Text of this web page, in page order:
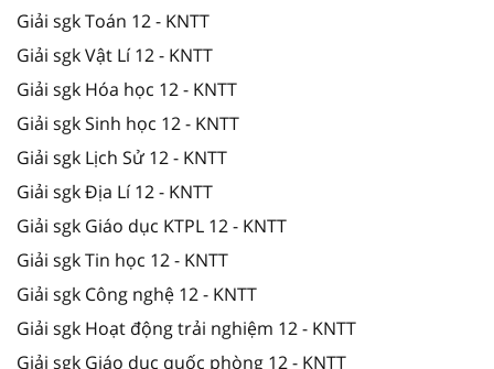
Giải sgk Toán 12 - KNTT
Giải sgk Vật Lí 12 - KNTT
Giải sgk Hóa học 12 - KNTT
Giải sgk Sinh học 12 - KNTT
Giải sgk Lịch Sử 12 - KNTT
Giải sgk Địa Lí 12 - KNTT
Giải sgk Giáo dục KTPL 12 - KNTT
Giải sgk Tin học 12 - KNTT
Giải sgk Công nghệ 12 - KNTT
Giải sgk Hoạt động trải nghiệm 12 - KNTT
Giải sgk Giáo dục quốc phòng 12 - KNTT